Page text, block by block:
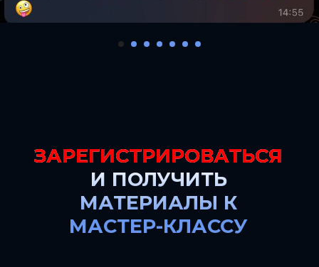
ЗАРЕГИСТРИРОВАТЬСЯ
И ПОЛУЧИТЬ
МАТЕРИАЛЫ К
МАСТЕР-КЛАССУ